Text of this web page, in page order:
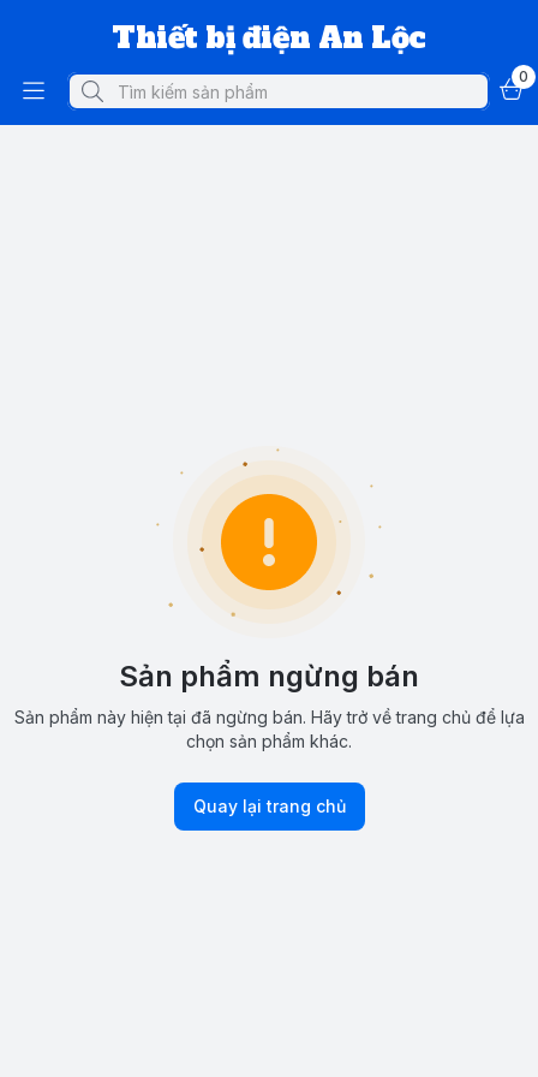
Thiết bị điện An Lộc
0
Sản phẩm ngừng bán
Sản phẩm này hiện tại đã ngừng bán. Hãy trở về trang chủ để lựa
chọn sản phẩm khác.
Quay lại trang chủ